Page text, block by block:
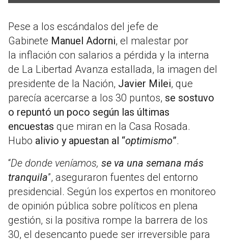
Pese a los escándalos del jefe de
Gabinete Manuel Adorni, el malestar por
la inflación con salarios a pérdida y la interna
de La Libertad Avanza estallada, la imagen del
presidente de la Nación, Javier Milei, que
parecía acercarse a los 30 puntos, se sostuvo
o repuntó un poco según las últimas
encuestas que miran en la Casa Rosada.
Hubo alivio y apuestan al “optimismo”.
“De donde veníamos, se va una semana más
tranquila”, aseguraron fuentes del entorno
presidencial. Según los expertos en monitoreo
de opinión pública sobre políticos en plena
gestión, si la positiva rompe la barrera de los
30, el desencanto puede ser irreversible para